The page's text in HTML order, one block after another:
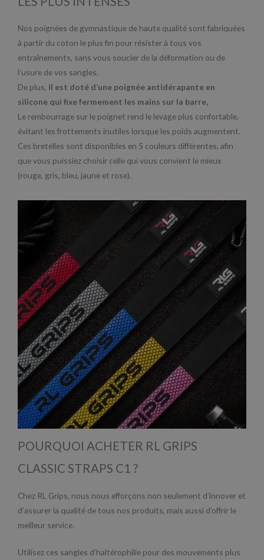
Nos poignées de gymnastique de haute qualité sont fabriquées
à partir du coton le plus fin pour résister à tous vos
entraînements, sans vous soucier de la déformation ou de
l’usure de vos sangles.
De plus, il est doté d’une poignée antidérapante en
silicone qui fixe fermement les mains sur la barre,
Le rembourrage sur le poignet rend le levage plus confortable,
évitant les frottements inutiles lorsque les poids augmentent.
Ces bretelles sont disponibles en 5 couleurs différentes, afin
que vous puissiez choisir celle qui vous convient le mieux
(rouge, gris, bleu, jaune et rose).
POURQUOI ACHETER RL GRIPS
CLASSIC STRAPS C1 ?
Chez RL Grips, nous nous efforçons non seulement d’innover et
d’assurer la qualité de tous nos produits, mais aussi d’offrir le
meilleur service.
Utilisez ces sangles d’haltérophilie pour des mouvements plus